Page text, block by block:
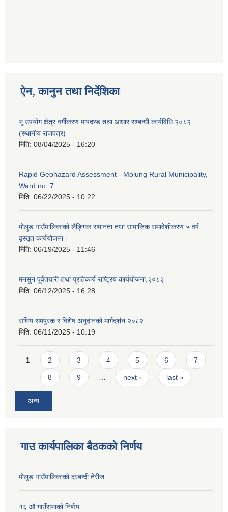
ऐन, कानुन तथा निर्देशिका
भू उपयोग क्षेत्र वर्गीकरण मापदण्ड तथा आधार सम्बन्धी कार्यविधि २०८२
(स्थानीय राजपत्र)
मिति: 08/04/2025 - 16:20
Rapid Geohazard Assessment - Molung Rural Municipality,
Ward no. 7
मिति: 06/22/2025 - 10:22
मोलुङ गाउँपालिकाको लैङ्गिक समानता तथा सामाजिक समावेशीकरण ५ वर्ष
वृस्तृत कार्ययोजना।
मिति: 06/19/2025 - 11:46
मनसुन पूर्वतयारी तथा प्रतिकार्य राष्ट्रिय कार्ययोजना,२०८२
मिति: 06/12/2025 - 16:28
संघिय समपुरक र विशेष अनुदानको मार्गदर्शन २०८२
मिति: 06/11/2025 - 10:19
Pages
1 2 3 4 5 6 7
8 9 next › last »
अन्य
गाउ कार्यपालिका बैठकको निर्णय
मोलुङ गाउँपालिकाको दरबन्दी तेरीज
१६ औ गाउँसभाको निर्णय